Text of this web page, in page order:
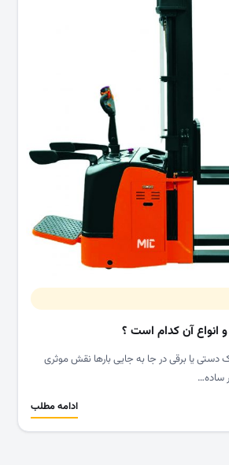
انواع آن کدام است ؟
دستی یا برقی در جا به جایی بارها نقش موثری
ساده…
ادامه مطلب